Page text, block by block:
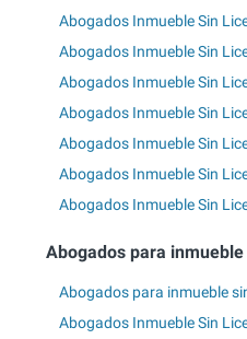
Abogados Inmueble Sin
Abogados Inmueble Sin
Abogados Inmueble Sin
Abogados Inmueble Sin
Abogados Inmueble Sin
Abogados Inmueble Sin
Abogados Inmueble Sin
Abogados para
Abogados para inmueble
Abogados Inmueble Sin